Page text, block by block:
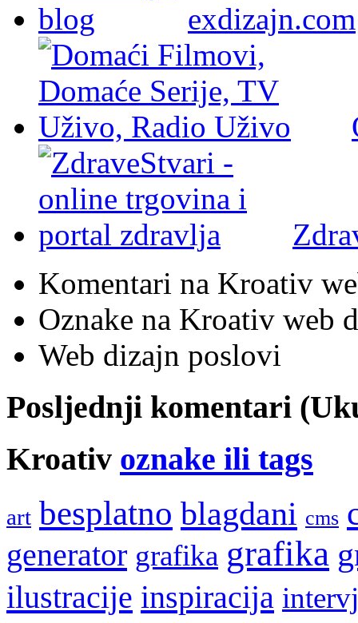
exdizajn.com
Komentari na Kroativ
Oznake na Kroativ web
Web dizajn poslovi
Posljednji komentari
Kroativ oznake ili tags
art besplatno blagdani cms
generator grafika grafika
ilustracije inspiracija